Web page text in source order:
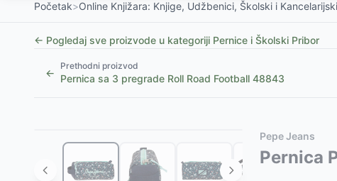
Početak>Online Knjižara: Knjige, Udžbenici, Školski i
← Pogledaj sve proizvode u kategoriji Pernice i Školski Pribor
←
Prethodni proizvod
Pernica sa 3 pregrade Roll Road Football 48843
Pernica Roll Road The Time Is Now black 46640-650
Pernica Roll Road The Time Is Now black 46643
Ovaj proizvod nije dostupan, pogledajte slične
Pernica Enso New Vibes lila 97941-945
Pepe Jeans
Pernica